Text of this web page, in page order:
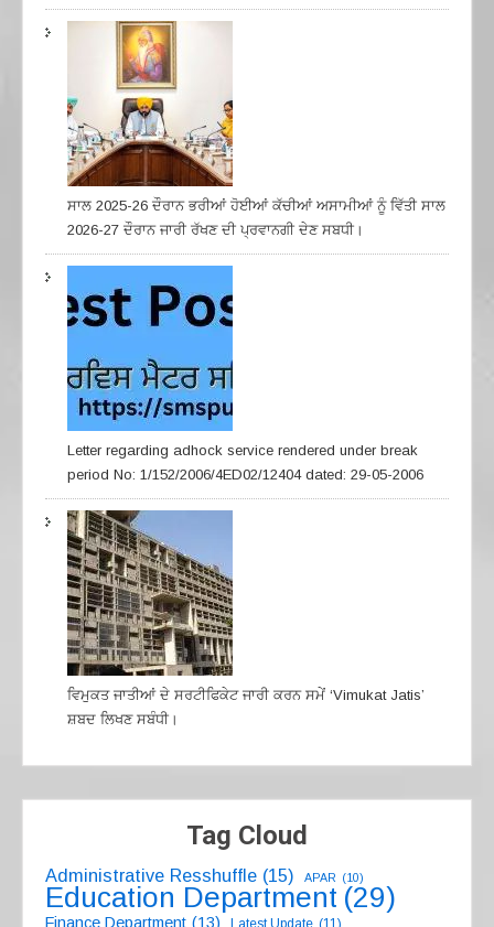
ਸਾਲ 2025-26 ਦੌਰਾਨ ਭਰੀਆਂ ਹੋਈਆਂ ਕੱਚੀਆਂ ਅਸਾਮੀਆਂ ਨੂੰ ਵਿੱਤੀ ਸਾਲ
2026-27 ਦੌਰਾਨ ਜਾਰੀ ਰੱਖਣ ਦੀ ਪ੍ਰਵਾਨਗੀ ਦੇਣ ਸਬਧੀ।
Letter regarding adhock service rendered under break
period No: 1/152/2006/4ED02/12404 dated: 29-05-2006
ਵਿਮੁਕਤ ਜਾਤੀਆਂ ਦੇ ਸਰਟੀਫਿਕੇਟ ਜਾਰੀ ਕਰਨ ਸਮੇਂ ‘Vimukat Jatis’
ਸ਼ਬਦ ਲਿਖਣ ਸਬੰਧੀ।
Tag Cloud
Administrative Resshuffle (15) APAR (10)
Education Department (29)
Finance Department (13)